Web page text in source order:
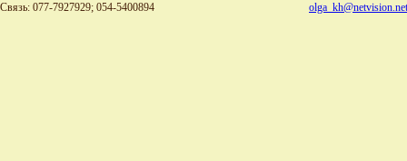
Связь: 077-7927929; 054-5400894